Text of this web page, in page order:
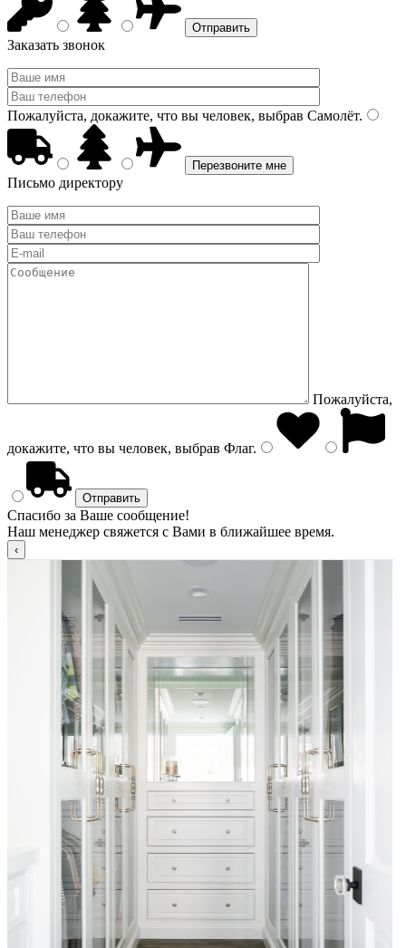
Заказать звонок
Пожалуйста, докажите, что вы человек, выбрав Самолёт.
Письмо директору
Пожалуйста,
докажите, что вы человек, выбрав Флаг.
Спасибо за Ваше сообщение!
Наш менеджер свяжется с Вами в ближайшее время.